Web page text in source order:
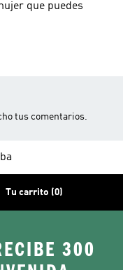
que puedes
tus comentarios.
Tu carrito (0)
300